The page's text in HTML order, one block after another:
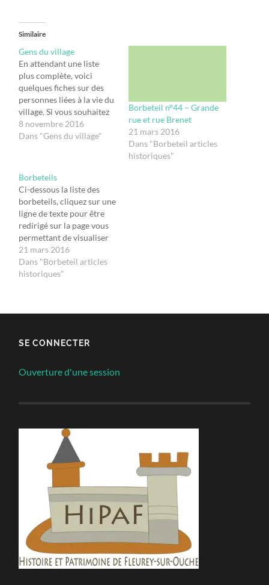
Similaire
Gens du village
En attendant une liste
plus complète, voici
quelques fiches sur des
personnes liées à la vie du
village. Si vous souhaitez
apporter des
compléments
asshipaf@gmail.com.
Louis Aguste Adelon
(1815-1868) Louis Marie
Nicolas d'ARLAY (1713-
1789) Fernand BOIGET
(1907-2006) Nicolas
BOURDICAUD (1792-
1859) Henri BRANGET
(1872-1960)…
8 novembre 2016
Dans "Gens du village"
Borbeteil n°44 – Grande
rue et rue Brenet
21 mars 2016
Dans "Borbeteil articles
historiques"
Borbeteils
Ci-dessous la liste des
borbeteils, cliquez sur une
ligne de texte pour être
redirigé sur la page vous
permettant de visualiser
les borbeteils : Borbeteil
n°1 – Si Fleurey m’était
conté Borbeteil n°3 –
21 mars 2016
Dans "Borbeteil articles
historiques"
SE CONNECTER
Ouverture d'une session